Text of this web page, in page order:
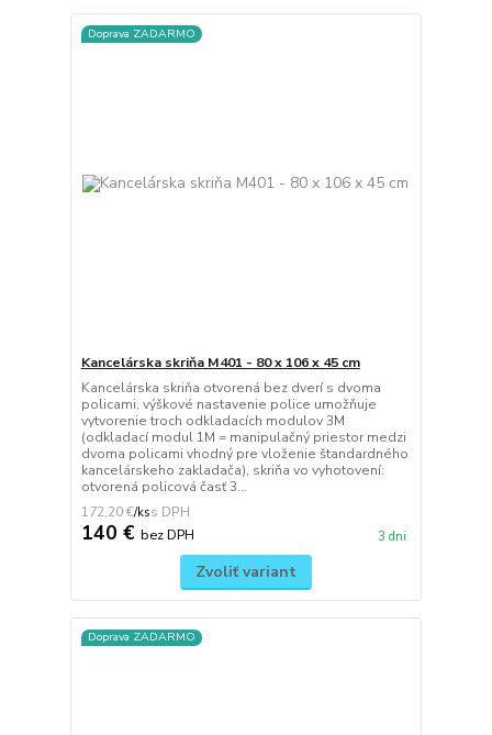
Doprava ZADARMO
Kancelárska skriňa M401 - 80 x 106 x 45 cm
Kancelárska skriňa otvorená bez dverí s dvoma
policami, výškové nastavenie police umožňuje
vytvorenie troch odkladacích modulov 3M
(odkladací modul 1M = manipulačný priestor medzi
dvoma policami vhodný pre vloženie štandardného
kancelárskeho zakladača), skriňa vo vyhotovení:
otvorená policová časť 3...
172,20 €/ks
140 € bez DPH 3 dni
Zvoliť variant
Doprava ZADARMO